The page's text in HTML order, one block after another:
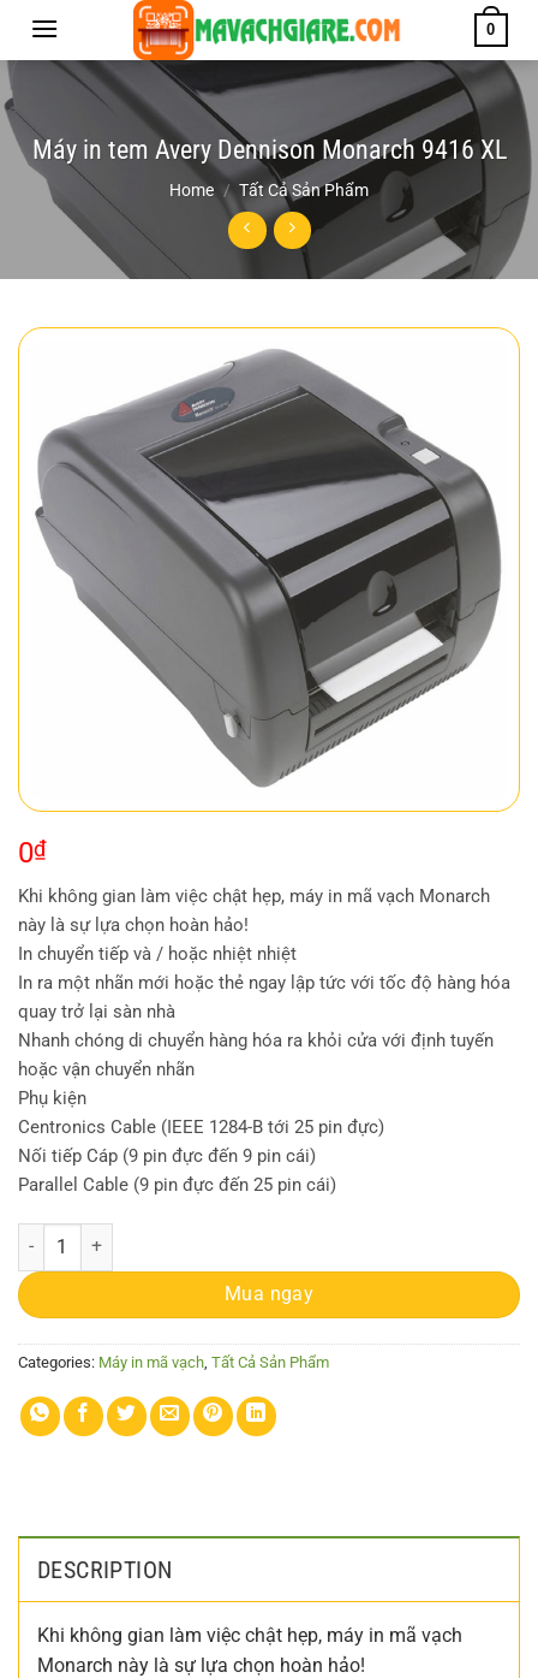
nội
dung
0
Máy in tem Avery Dennison Monarch 9416 XL
Home / Tất Cả Sản Phẩm
0₫
Khi không gian làm việc chật hẹp, máy in mã vạch Monarch
này là sự lựa chọn hoàn hảo!
In chuyển tiếp và / hoặc nhiệt nhiệt
In ra một nhãn mới hoặc thẻ ngay lập tức với tốc độ hàng hóa
quay trở lại sàn nhà
Nhanh chóng di chuyển hàng hóa ra khỏi cửa với định tuyến
hoặc vận chuyển nhãn
Phụ kiện
Centronics Cable (IEEE 1284-B tới 25 pin đực)
Nối tiếp Cáp (9 pin đực đến 9 pin cái)
Parallel Cable (9 pin đực đến 25 pin cái)
Máy in tem Avery Dennison Monarch 9416 XL quantity
Mua ngay
Categories: Máy in mã vạch Tất Cả Sản Phẩm
DESCRIPTION
Khi không gian làm việc chật hẹp, máy in mã vạch
Monarch này là sự lựa chọn hoàn hảo!